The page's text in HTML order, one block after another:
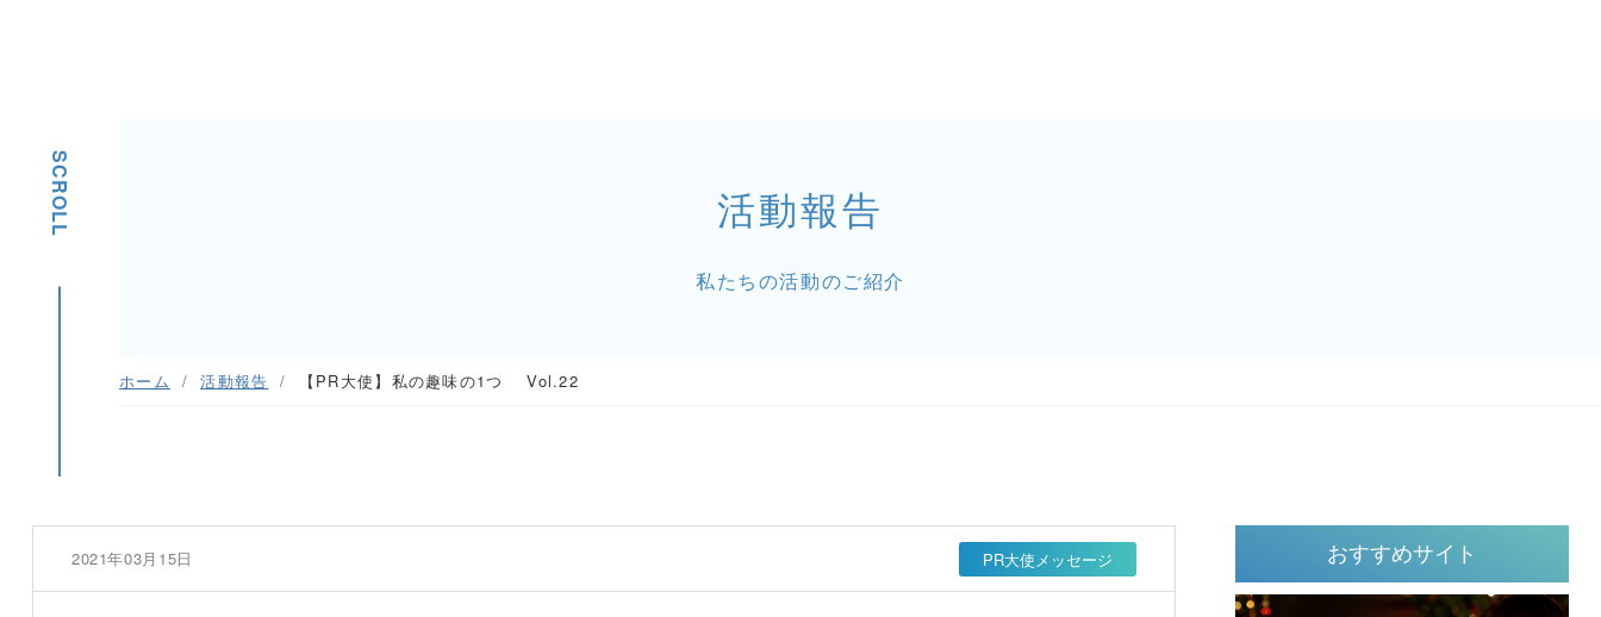
SCROLL 活動報告
私たちの活動のご紹介
ホーム 活動報告 【PR大使】私の趣味の1つ Vol.22
2021年03月15日 PR大使メッセージ おすすめサイト